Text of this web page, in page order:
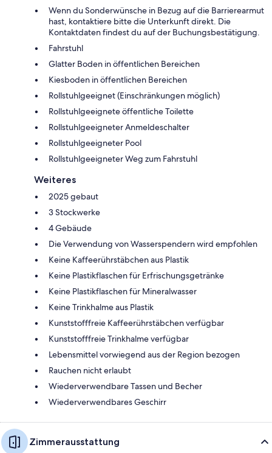
Wenn du Sonderwünsche in Bezug auf die Barrierearmut
hast, kontaktiere bitte die Unterkunft direkt. Die
Kontaktdaten findest du auf der Buchungsbestätigung.
Fahrstuhl
Glatter Boden in öffentlichen Bereichen
Kiesboden in öffentlichen Bereichen
Rollstuhlgeeignet (Einschränkungen möglich)
Rollstuhlgeeignete öffentliche Toilette
Rollstuhlgeeigneter Anmeldeschalter
Rollstuhlgeeigneter Pool
Rollstuhlgeeigneter Weg zum Fahrstuhl
Weiteres
2025 gebaut
3 Stockwerke
4 Gebäude
Die Verwendung von Wasserspendern wird empfohlen
Keine Kaffeerührstäbchen aus Plastik
Keine Plastikflaschen für Erfrischungsgetränke
Keine Plastikflaschen für Mineralwasser
Keine Trinkhalme aus Plastik
Kunststofffreie Kaffeerührstäbchen verfügbar
Kunststofffreie Trinkhalme verfügbar
Lebensmittel vorwiegend aus der Region bezogen
Rauchen nicht erlaubt
Wiederverwendbare Tassen und Becher
Wiederverwendbares Geschirr
Zimmerausstattung